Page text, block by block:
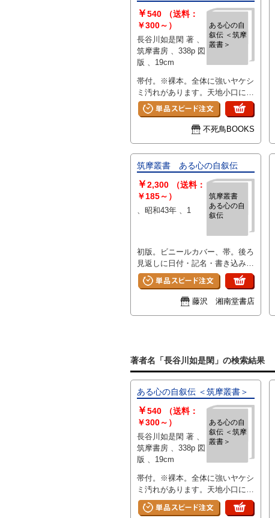
ある心の自
叙伝 ＜筑摩
叢書＞
￥540
（送料：
￥300～）
長谷川如是閑 著 、
筑摩書房 、338p 図
版 、19cm
帯付。※裸本。全体に強いヤケシ
ミ汚れがあります。天地小口に複
数の激しい点ジミがあります。見
返し、見開きに剥がし跡がありま
不死鳥BOOKS
筑摩叢書 ある心の自叙伝
筑摩叢書
ある心の自
叙伝
￥2,300
（送料：
￥185～）
、昭和43年 、1
初版。ビニールカバー、帯。後ろ
見返しに日付・記名・書き込みあ
り。ビニールカバー縁角に少ヤケ
ヨゴレ、カバー表面に少ヨレ、小
口三方及びページ縁にヤケ・少シ
ミがありますが本文は概ね良好で
藤沢 湘南堂書店
著者名「長谷川如是閑」の検索結果
ある心の自叙伝 ＜筑摩叢書＞
ある心の自
叙伝 ＜筑摩
叢書＞
￥540
（送料：
￥300～）
長谷川如是閑 著 、
筑摩書房 、338p 図
版 、19cm
帯付。※裸本。全体に強いヤケシ
ミ汚れがあります。天地小口に複
数の激しい点ジミがあります。見
返し、見開きに剥がし跡がありま